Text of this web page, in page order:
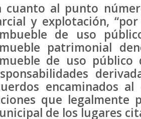
cuanto al punto
y explotación,
de uso
patrimonial
de uso público
encaminados
que legalmente
de los lugares